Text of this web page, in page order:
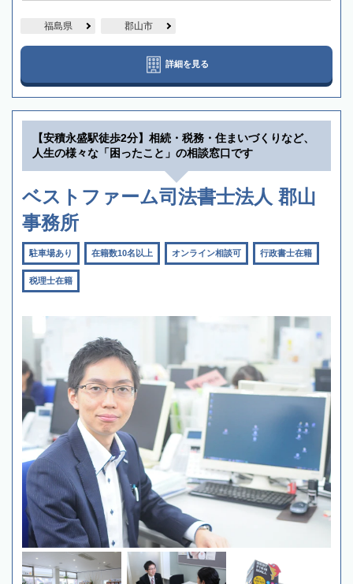
福島県 郡山市
詳細を見る
【安積永盛駅徒歩2分】相続・税務・住まいづくりなど、
人生の様々な「困ったこと」の相談窓口です
ベストファーム司法書士法人 郡山
事務所
駐車場あり 在籍数10名以上 オンライン相談可 行政書士在籍
税理士在籍